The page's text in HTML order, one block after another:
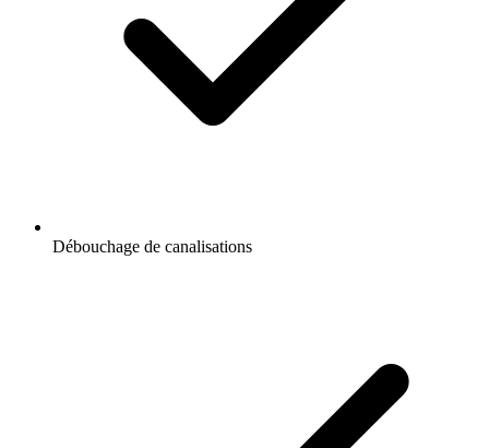
Débouchage de canalisations